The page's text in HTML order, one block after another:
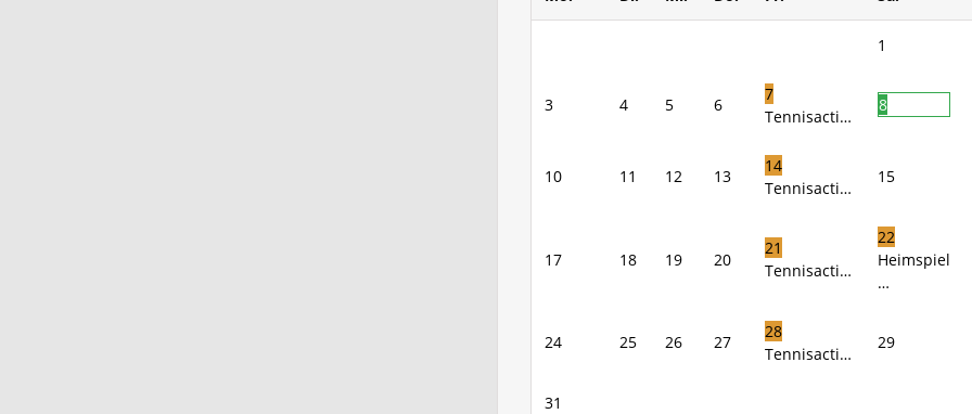
1
3 4 5 6
7
Tennisacti…
8
10 11 12 13
14
Tennisacti…
15
17 18 19 20
21
Tennisacti…
22
Heimspiel
…
24 25 26 27
28
Tennisacti…
29
31